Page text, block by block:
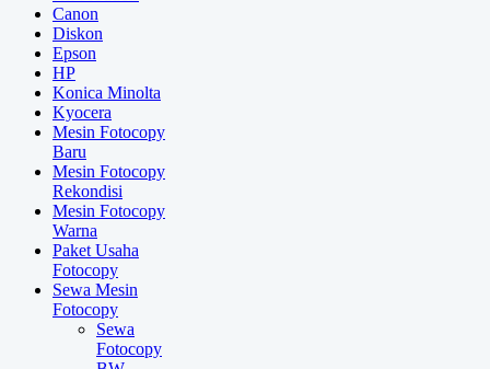
Canon
Diskon
Epson
HP
Konica Minolta
Kyocera
Mesin Fotocopy
Baru
Mesin Fotocopy
Rekondisi
Mesin Fotocopy
Warna
Paket Usaha
Fotocopy
Sewa Mesin
Fotocopy
Sewa
Fotocopy